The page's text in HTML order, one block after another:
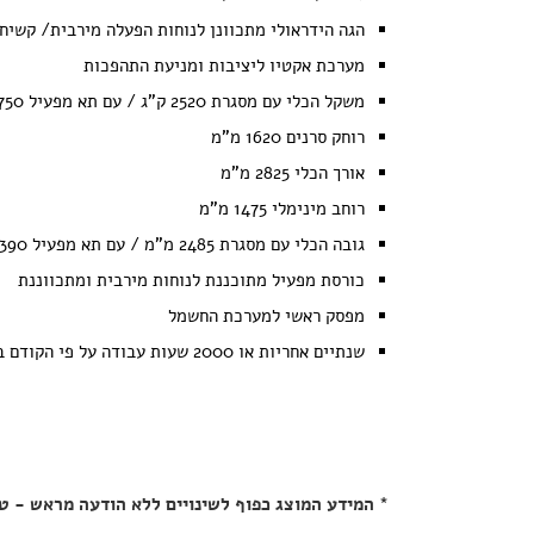
הגה הידראולי מתכוונן לנוחות הפעלה מירבית/ קשיח
מערכת אקטיו ליציבות ומניעת התהפכות
משקל הכלי עם מסגרת 2520 ק"ג / עם תא מפעיל 2750 ק"ג
רוחק סרנים 1620 מ"מ
אורך הכלי 2825 מ"מ
רוחב מינימלי 1475 מ"מ
גובה הכלי עם מסגרת 2485 מ"מ / עם תא מפעיל 2390 מ"מ
כורסת מפעיל מתוכננת לנוחות מירבית ומתכווננת
מפסק ראשי למערכת החשמל
שנתיים אחריות או 2000 שעות עבודה על פי הקודם ביניהם עם אפשרות להרחבה לשנתיים נוספות
* המידע המוצג כפוף לשינויים ללא הודעה מראש -